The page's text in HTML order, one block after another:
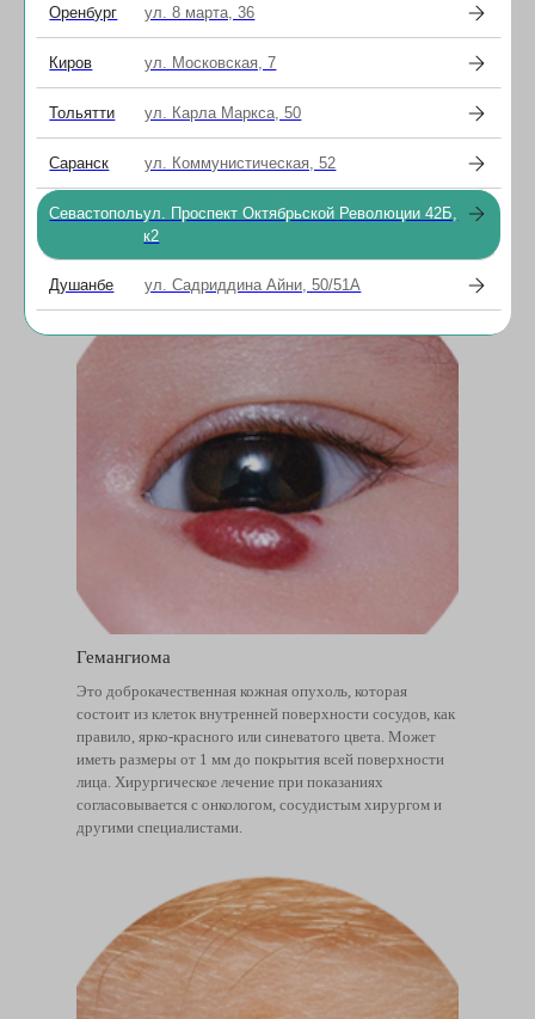
Бессосудистое возвышающееся конусовидное
образование длиной от нескольких миллиметров до
нескольких сантиметров, диаметр основания, как
времени увеличивается.
Гемангиома
Это доброкачественная кожная опухоль, которая
состоит из клеток внутренней поверхности сосудов, как
правило, ярко-красного или синеватого цвета. Может
иметь размеры от 1 мм до покрытия всей поверхности
лица. Хирургическое лечение при показаниях
согласовывается с онкологом, сосудистым хирургом и
другими специалистами.
Оренбург ул. 8 марта, 36
Киров ул. Московская, 7
Тольятти ул. Карла Маркса, 50
Саранск ул. Коммунистическая, 52
Севастопольул. Проспект Октябрьской Революции 42Б,
к2
Душанбе ул. Садриддина Айни, 50/51А